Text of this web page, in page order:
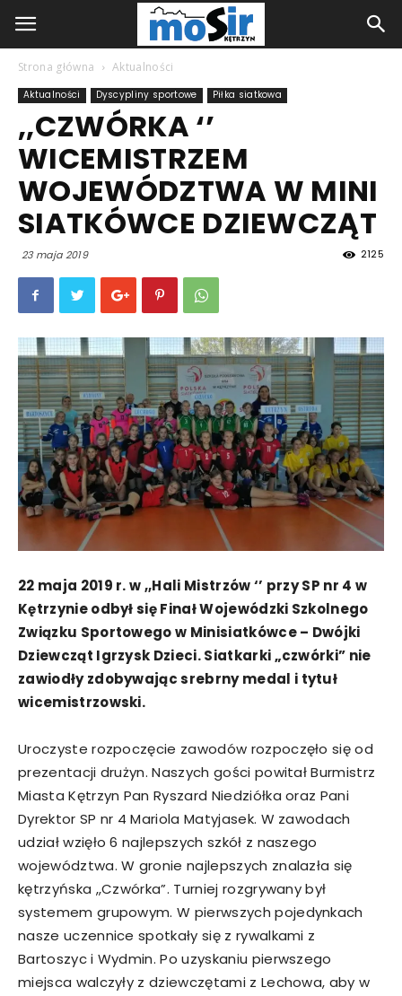
Strona główna Aktualności
Aktualności Dyscypliny sportowe Piłka siatkowa
,,CZWÓRKA ‘’
WICEMISTRZEM
WOJEWÓDZTWA W MINI
SIATKÓWCE DZIEWCZĄT
23 maja 2019 2125
22 maja 2019 r. w ,,Hali Mistrzów ‘’ przy SP nr 4 w
Kętrzynie odbył się Finał Wojewódzki Szkolnego
Związku Sportowego w Minisiatkówce – Dwójki
Dziewcząt Igrzysk Dzieci. Siatkarki „czwórki” nie
zawiodły zdobywając srebrny medal i tytuł
wicemistrzowski.
Uroczyste rozpoczęcie zawodów rozpoczęło się od
prezentacji drużyn. Naszych gości powitał Burmistrz
Miasta Kętrzyn Pan Ryszard Niedziółka oraz Pani
Dyrektor SP nr 4 Mariola Matyjasek. W zawodach
udział wzięło 6 najlepszych szkół z naszego
województwa. W gronie najlepszych znalazła się
kętrzyńska ,,Czwórka”. Turniej rozgrywany był
systemem grupowym. W pierwszych pojedynkach
nasze uczennice spotkały się z rywalkami z
Bartoszyc i Wydmin. Po uzyskaniu pierwszego
miejsca walczyły z dziewczętami z Lechowa, aby w